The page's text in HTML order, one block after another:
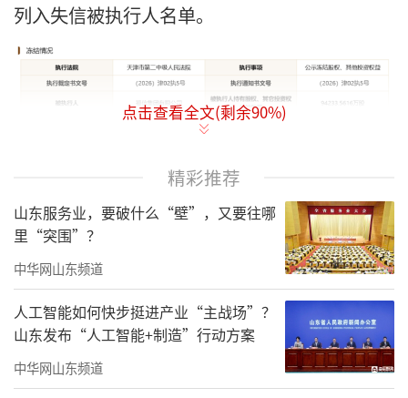
列入失信被执行人名单。
图片来源：国家企业信用信息公示系统
据国家企业信用信息公示系统显示，福信
集团有限公司（以下简称“福信集团”）持有
的恒丰银行9.42亿股股权被天津市第二中级人
民法院司法冻结，冻结期限至2029年5月24日。
点击查看全文(剩余90%)
精彩推荐
山东服务业，要破什么“壁”，又要往哪
里“突围”？
中华网山东频道
人工智能如何快步挺进产业“主战场”？
山东发布“人工智能+制造”行动方案
中华网山东频道